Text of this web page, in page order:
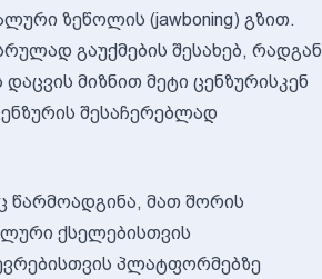
ზეწოლის (jawboning) გზით.
გაუქმების შესახებ, რადგან
მიზნით მეტი ცენზურისკენ
შესაჩერებლად
წარმოადგინა, მათ შორის
ქსელებისთვის
პლატფორმებზე